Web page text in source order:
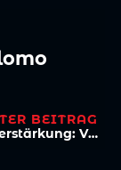
BEITRAG
Offensivverstärkung: Viktoria lotst Vrenezi nach Köln